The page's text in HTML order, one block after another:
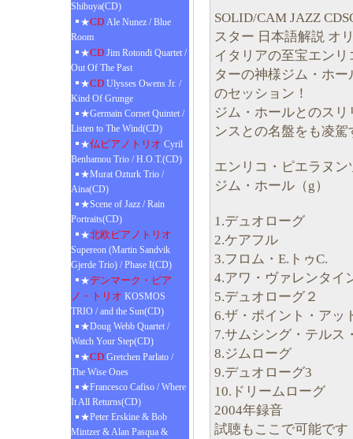
Shibuya(CD)
★CD Ale Nunez / Blue
Room
★CD Jim Rotondi Quartet /
Out Of The Past
★CD Ulysses Owens Jr. /
Kind Of Grunge
★Germain Cornet Quintet /
Listen to The Wind(CD)
★仏ピアノトリオ Cyril
Benhamou Trio / H.O.T.(CD)
★Murat Ozturk Trio /
Aina(CD)
★Scene of Jazz / Rain
Portraits(CD)
★北欧ピアノトリオ
Supereon (Martin Sandvik
Gjerde Trio) / Phase I(CD)
★デンマーク・ピア
ノ・トリオ KOSMOS
TRIO / and the Sun(CD)
★Doug Webb Quartet /
Watch Your Step(CD)
★CD Gretchen Parlato /
The Wise Ones
★Francesco Cafiso / Where
It All Returns(CD)
★Peter Erskine & Bob
Mintzer & Alan Pasqua &
SOLID/CAM JAZZ
スター 日本語解説 オ
イタリアの至宝エン
ターの神様ジム・ホ
のセッション！
ジム・ホールとのス
ンスとの名盤をも凌
エンリコ・ピエラヌン
ジム・ホール（g）
1.デュオローグ
2.ケアフル
3.フロム・E.トゥC.
4.アワ・ヴァレンタイ
5.デュオローグ２
6.ザ・ポイント・アッ
7.サムシング・テルス
8.ジムローグ
9.デュオローグ3
10.ドリームローグ
2004年録音
試聴もここで可能です